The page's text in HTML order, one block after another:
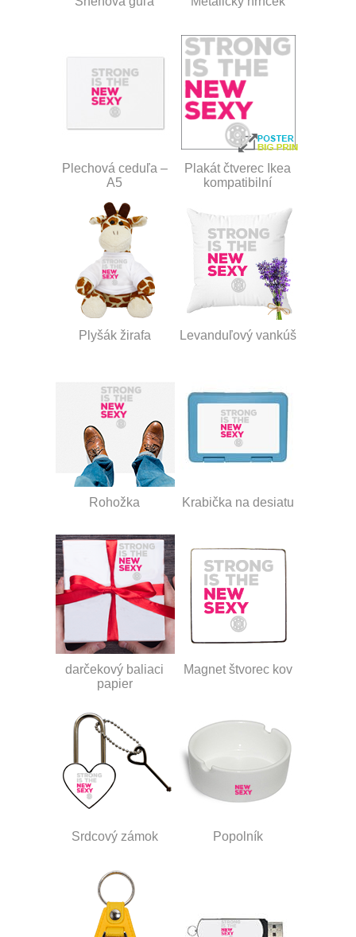
Plechová ceduľa –
A5
Plakát čtverec Ikea
kompatibilní
Plyšák žirafa Levanduľový vankúš
Rohožka Krabička na desiatu
darčekový baliaci
papier
Magnet štvorec kov
Srdcový zámok Popolník